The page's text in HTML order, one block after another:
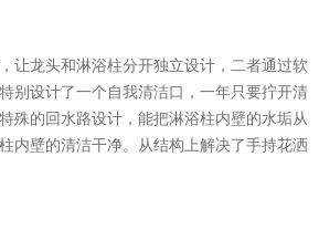
龙头和淋浴柱分开独立设计，二者通过软
别设计了一个自我清洁口，一年只要拧开清
殊的回水路设计，能把淋浴柱内壁的水垢从
内壁的清洁干净。从结构上解决了手持花洒